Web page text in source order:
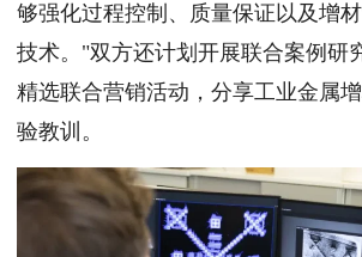
够强化过程控制、质量保证以及增
技术。"双方还计划开展联合案例研
精选联合营销活动，分享工业金属
验教训。